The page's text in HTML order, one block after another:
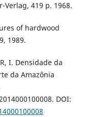
419 p. 1968.
of hardwood
1989.
R, I. Densidade da
da Amazônia
DOI: